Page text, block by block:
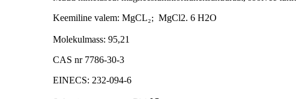
Keemiline valem: MgCL₂; MgCl2. 6 H2O
Molekulmass: 95,21
CAS nr 7786-30-3
EINECS: 232-094-6